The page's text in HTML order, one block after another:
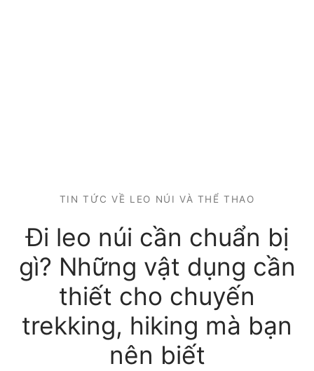
TIN TỨC VỀ LEO NÚI VÀ THỂ THAO
Đi leo núi cần chuẩn bị
gì? Những vật dụng cần
thiết cho chuyến
trekking, hiking mà bạn
nên biết